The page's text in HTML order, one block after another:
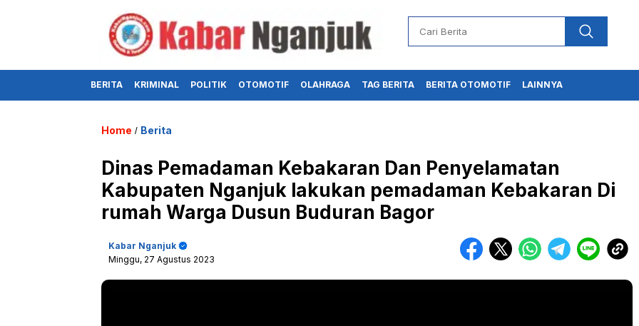
BERITA KRIMINAL POLITIK OTOMOTIF OLAHRAGA TAG BERITA BERITA OTOMOTIF LAINNYA
Home / Berita
Dinas Pemadaman Kebakaran Dan Penyelamatan
Kabupaten Nganjuk lakukan pemadaman Kebakaran Di
rumah Warga Dusun Buduran Bagor
Kabar Nganjuk
Minggu, 27 Agustus 2023